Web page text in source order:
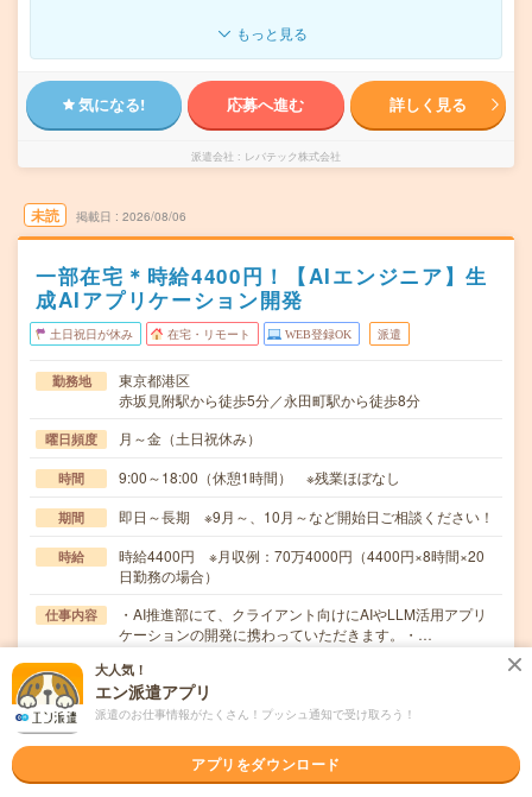
もっと見る
気になる! 応募へ進む 詳しく見る
派遣会社 レバテック株式会社
未読 掲載日 2026/08/06
一部在宅＊時給4400円！【AIエンジニア】生
成AIアプリケーション開発
土日祝日が休み 在宅・リモート WEB登録OK 派遣
勤務地
東京都港区
赤坂見附駅から徒歩5分／永田町駅から徒歩8分
曜日頻度 月～金（土日祝休み）
時間 9:00～18:00（休憩1時間） ※残業ほぼなし
期間 即日～長期 ※9月～、10月～など開始日ご相談ください！
時給
時給4400円 ※月収例：70万4000円（4400円×8時間×20
日勤務の場合）
仕事内容
・AI推進部にて、クライアント向けにAIやLLM活用アプリ
ケーションの開発に携わっていただきます。・…
応募資格
ブランクOK / 英語力不要
・PythonやSQL等を用いたデータ分析及びAIやML開発経験
(2年以上)・LLMや生成AIを活用…
大人気！
エン派遣アプリ
派遣のお仕事情報がたくさん！プッシュ通知で受け取ろう！
アプリをダウンロード